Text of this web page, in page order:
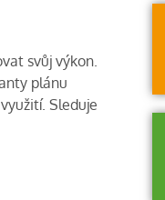
svůj výkon.
plánu
Sleduje